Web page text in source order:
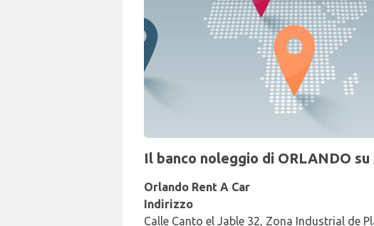
Il banco noleggio di ORLANDO
Orlando Rent A Car
Indirizzo
Calle Canto el Jable 32, Zona Industrial de